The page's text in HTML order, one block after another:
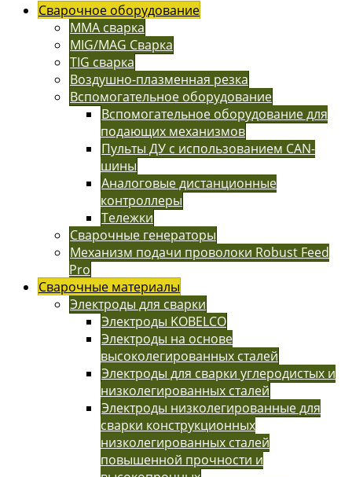
Сварочное оборудование
MMA сварка
MIG/MAG Сварка
TIG сварка
Воздушно-плазменная резка
Вспомогательное оборудование
Вспомогательное оборудование для
подающих механизмов
Пульты ДУ с использованием CAN-
шины
Аналоговые дистанционные
контроллеры
Тележки
Сварочные генераторы
Механизм подачи проволоки Robust Feed
Pro
Сварочные материалы
Электроды для сварки
Электроды KOBELCO
Электроды на основе
высоколегированных сталей
Электроды для сварки углеродистых и
низколегированных сталей
Электроды низколегированные для
сварки конструкционных
низколегированных сталей
повышенной прочности и